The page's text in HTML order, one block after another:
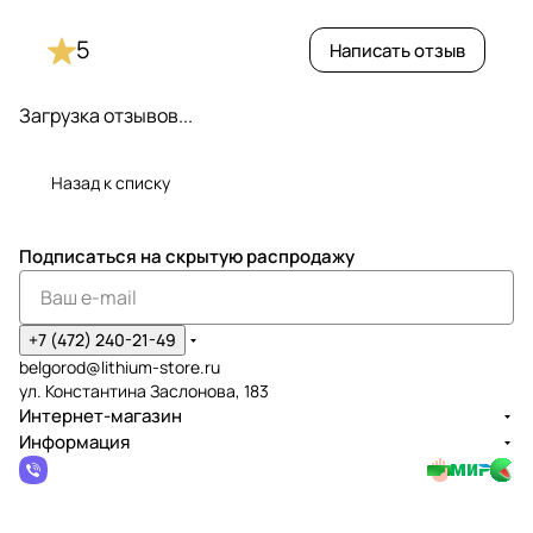
Загрузка отзывов...
5 Написать отзыв
Назад к списку
Подписаться на скрытую распродажу
+7 (472) 240-21-49
belgorod@lithium-store.ru
ул. Константина Заслонова, 183
Интернет-магазин
Информация